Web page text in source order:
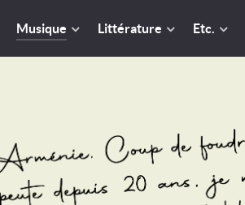
Musique Littérature Etc.